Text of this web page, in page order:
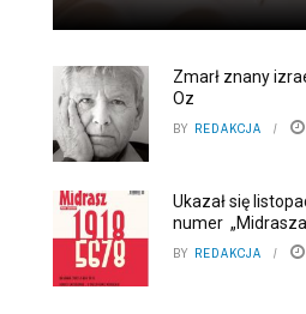
Zmarł znany
Oz
BY REDAKCJA
Ukazał się
numer
BY REDAKCJA